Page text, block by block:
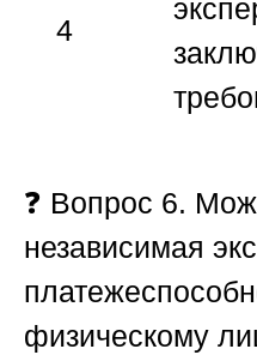
4
❓ Вопрос 6.
независимая
физическому